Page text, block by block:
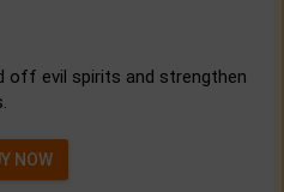
off evil spirits and strengthen
NOW